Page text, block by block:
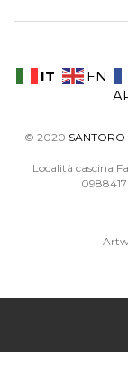
IT EN
© 2020 SANTORO
Località cascina